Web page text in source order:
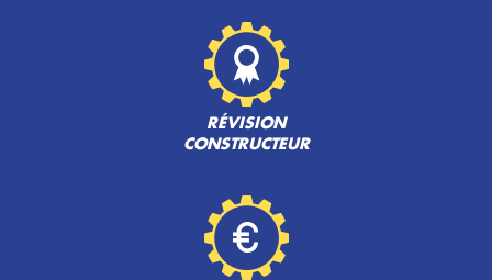
RÉVISION
CONSTRUCTEUR